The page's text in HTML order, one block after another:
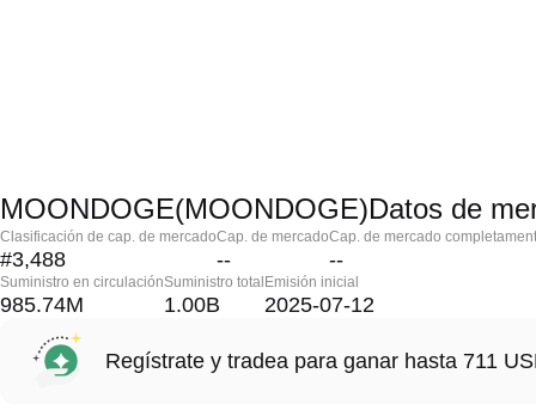
MOONDOGE(MOONDOGE)Datos de
Clasificación de cap. de mercado
#3,488
Cap. de mercado
--
Cap. de mercado
--
Suministro en circulación
985.74M
Suministro total
1.00B
Emisión inicial
2025-07-12
Regístrate y tradea para ganar hasta 711